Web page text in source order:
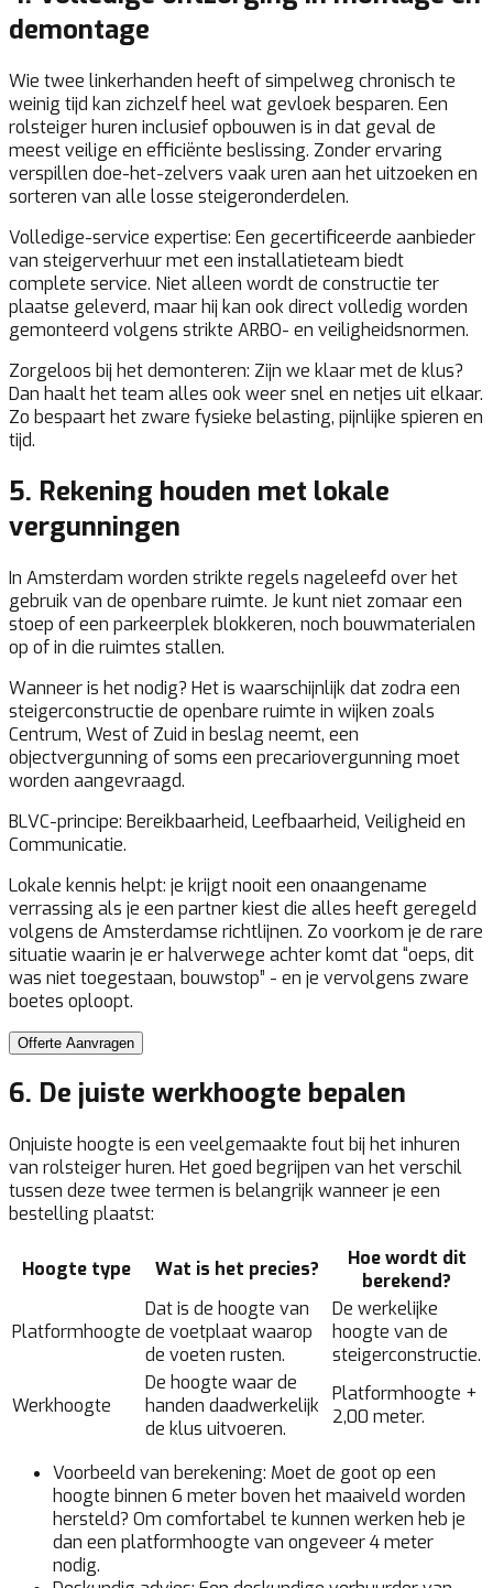
demontage
Wie twee linkerhanden heeft of simpelweg chronisch te
weinig tijd kan zichzelf heel wat gevloek besparen. Een
rolsteiger huren inclusief opbouwen is in dat geval de
meest veilige en efficiënte beslissing. Zonder ervaring
verspillen doe-het-zelvers vaak uren aan het uitzoeken en
sorteren van alle losse steigeronderdelen.
Volledige-service expertise: Een gecertificeerde aanbieder
van steigerverhuur met een installatieteam biedt
complete service. Niet alleen wordt de constructie ter
plaatse geleverd, maar hij kan ook direct volledig worden
gemonteerd volgens strikte ARBO- en veiligheidsnormen.
Zorgeloos bij het demonteren: Zijn we klaar met de klus?
Dan haalt het team alles ook weer snel en netjes uit elkaar.
Zo bespaart het zware fysieke belasting, pijnlijke spieren en
tijd.
5. Rekening houden met lokale
vergunningen
In Amsterdam worden strikte regels nageleefd over het
gebruik van de openbare ruimte. Je kunt niet zomaar een
stoep of een parkeerplek blokkeren, noch bouwmaterialen
op of in die ruimtes stallen.
Wanneer is het nodig? Het is waarschijnlijk dat zodra een
steigerconstructie de openbare ruimte in wijken zoals
Centrum, West of Zuid in beslag neemt, een
objectvergunning of soms een precariovergunning moet
worden aangevraagd.
BLVC-principe: Bereikbaarheid, Leefbaarheid, Veiligheid en
Communicatie.
Lokale kennis helpt: je krijgt nooit een onaangename
verrassing als je een partner kiest die alles heeft geregeld
volgens de Amsterdamse richtlijnen. Zo voorkom je de rare
situatie waarin je er halverwege achter komt dat “oeps, dit
was niet toegestaan, bouwstop” - en je vervolgens zware
boetes oploopt.
Offerte Aanvragen
6. De juiste werkhoogte bepalen
Onjuiste hoogte is een veelgemaakte fout bij het inhuren
van rolsteiger huren. Het goed begrijpen van het verschil
tussen deze twee termen is belangrijk wanneer je een
bestelling plaatst:
Hoogte type Wat is het precies?
Hoe wordt dit
berekend?
Platformhoogte
Dat is de hoogte van
de voetplaat waarop
de voeten rusten.
De werkelijke
hoogte van de
steigerconstructie.
Werkhoogte
De hoogte waar de
handen daadwerkelijk
de klus uitvoeren.
Platformhoogte +
2,00 meter.
Voorbeeld van berekening: Moet de goot op een
hoogte binnen 6 meter boven het maaiveld worden
hersteld? Om comfortabel te kunnen werken heb je
dan een platformhoogte van ongeveer 4 meter
nodig.